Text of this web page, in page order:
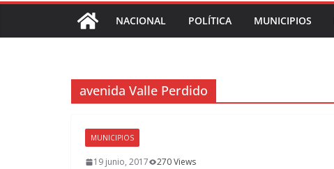
NACIONAL POLÍTICA MUNICIPIOS
avenida Valle Perdido
MUNICIPIOS
19 junio, 2017 270 Views